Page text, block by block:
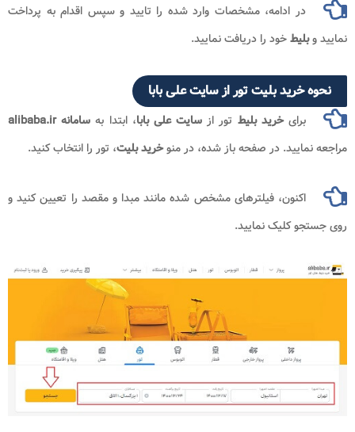
در ادامه، مشخصات وارد شده را تایید و سپس اقدام به پرداخت
خود را دریافت نمایید.
بلیت تور از سایت علی بابا
برایخرید بلیط تور ازسایت علی بابا، ابتدا بهسامانه alibaba.ir
در صفحه باز شده، در منوخرید بلیت، تور را انتخاب کنید.
اکنون، فیلترهای مشخص شده مانند مبدا و مقصد را تعیین کنید و
کلیک نمایید.